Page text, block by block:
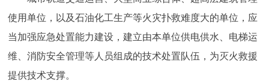
使用单位，以及石油化工生产等火灾扑救难度大的单位，应
当加强应急处置能力建设，建立由本单位供电供水、电梯运
维、消防安全管理等人员组成的技术处置队伍，为灭火救援
提供技术支撑。